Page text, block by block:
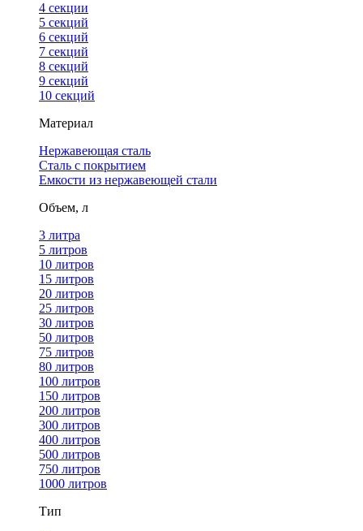
4 cекции
5 секций
6 секций
7 секций
8 секций
9 секций
10 секций
Материал
Нержавеющая сталь
Сталь с покрытием
Емкости из нержавеющей стали
Объем, л
3 литра
5 литров
10 литров
15 литров
20 литров
25 литров
30 литров
50 литров
75 литров
80 литров
100 литров
150 литров
200 литров
300 литров
400 литров
500 литров
750 литров
1000 литров
Тип